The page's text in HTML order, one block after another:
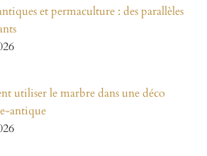
et permaculture : des parallèles
utiliser le marbre dans une déco
antique